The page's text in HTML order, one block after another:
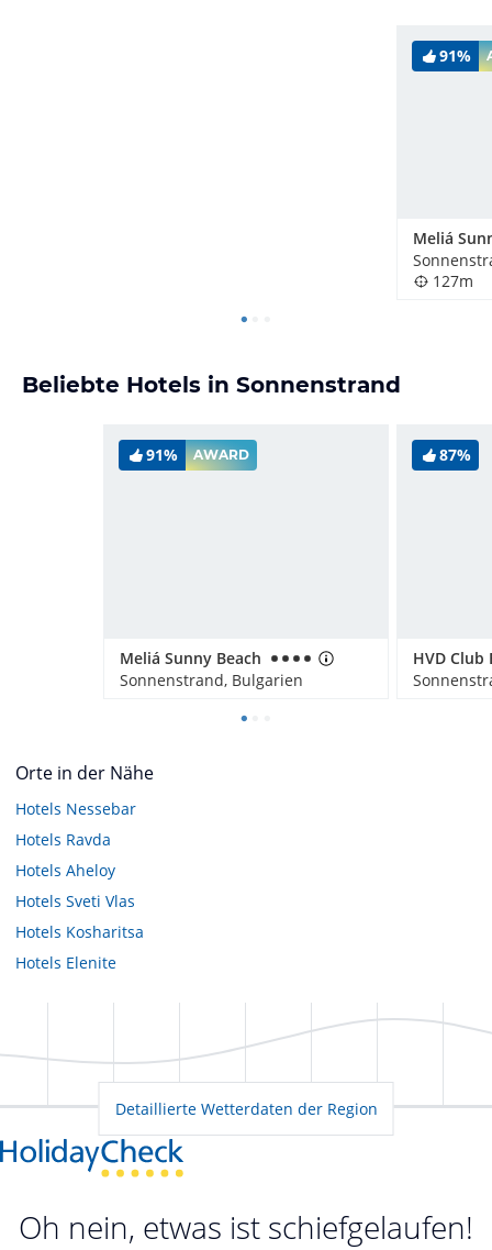
91%
Meliá
127m
Beliebte Hotels in Sonnenstrand
91% AWARD
Meliá Sunny Beach
Sonnenstrand, Bulgarien
87%
HVD Club
Orte in der Nähe
Hotels Nessebar
Hotels Ravda
Hotels Aheloy
Hotels Sveti Vlas
Hotels Kosharitsa
Hotels Elenite
Detaillierte Wetterdaten der Region
Oh nein, etwas ist schiefgelaufen!